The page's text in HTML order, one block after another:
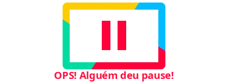
OPS! Alguém deu pause!